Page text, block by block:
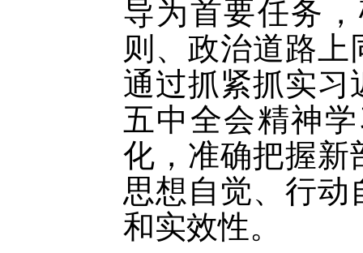
导为首要任务
则、政治道路
通过抓紧抓实习
五中全会精神
化，准确把握新
思想自觉、行动
和实效性。